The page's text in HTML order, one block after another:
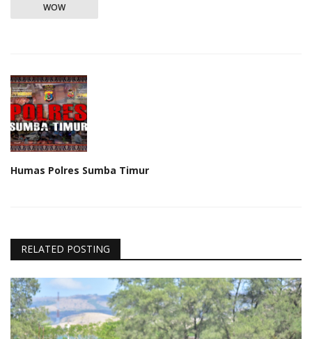
WOW
Humas Polres Sumba Timur
RELATED POSTING